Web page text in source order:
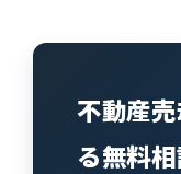
不動産
る無料